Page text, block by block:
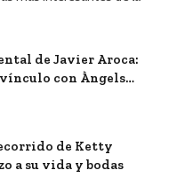
de Javier Aroca:
con Àngels
de Ketty
a su vida y bodas